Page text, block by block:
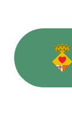
contingut